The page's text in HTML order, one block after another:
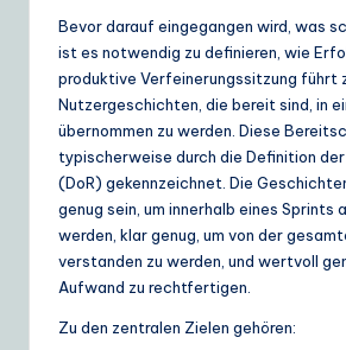
S
o
lu
ti
o
Bevor darauf eingegangen wird, was
ist es notwendig zu definieren, wie
produktive Verfeinerungssitzung führt
Nutzergeschichten, die bereit sind, in
übernommen zu werden. Diese
typischerweise durch die Definition
(DoR) gekennzeichnet. Die
genug sein, um innerhalb eines Sprints
werden, klar genug, um von der
verstanden zu werden, und wertvoll
Aufwand zu rechtfertigen.
Zu den zentralen Zielen gehören: